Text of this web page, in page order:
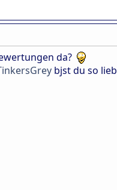
da?
bjst du so